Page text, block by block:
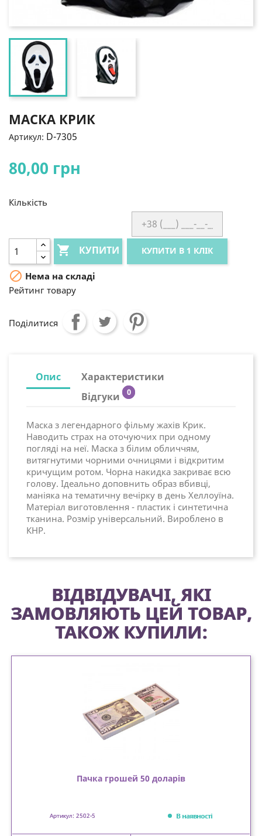
МАСКА КРИК
Артикул: D-7305
80,00 грн
Кількість
 КУПИТИ КУПИТИ В 1 КЛІК
 Нема на складі
Рейтинг товару
Поділитися
Опис
Характеристики
Відгуки
0
Маска з легендарного фільму жахів Крик.
Наводить страх на оточуючих при одному
погляді на неї. Маска з білим обличчям,
витягнутими чорними очницями і відкритим
кричущим ротом. Чорна накидка закриває всю
голову. Ідеально доповнить образ вбивці,
маніяка на тематичну вечірку в день Хеллоуїна.
Матеріал виготовлення - пластик і синтетична
тканина. Розмір універсальний. Вироблено в
КНР.
ВІДВІДУВАЧІ, ЯКІ
ЗАМОВЛЯЮТЬ ЦЕЙ ТОВАР,
ТАКОЖ КУПИЛИ:
Пачка грошей 50 доларів
Артикул: 2502-5 В наявності